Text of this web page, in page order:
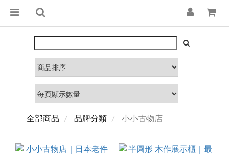
全部商品 品牌分類 小小古物店